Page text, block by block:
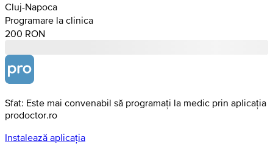
Cluj-Napoca
Programare la clinica
200 RON
Sfat: Este mai convenabil să programați la medic prin aplicația
prodoctor.ro
Instalează aplicația